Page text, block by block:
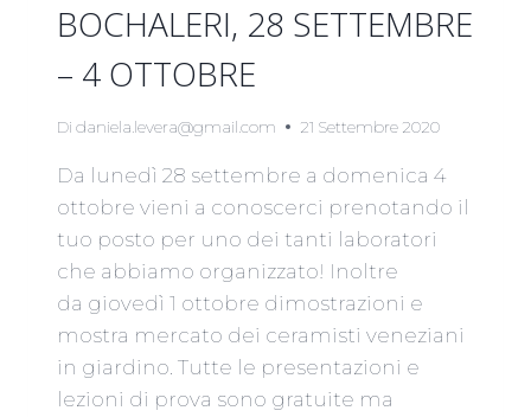
BOCHALERI, 28 SETTEMBRE
– 4 OTTOBRE
Di daniela.levera@gmail.com 21 Settembre 2020
Da lunedì 28 settembre a domenica 4
ottobre vieni a conoscerci prenotando il
tuo posto per uno dei tanti laboratori
che abbiamo organizzato! Inoltre
da giovedì 1 ottobre dimostrazioni e
mostra mercato dei ceramisti veneziani
in giardino. Tutte le presentazioni e
lezioni di prova sono gratuite ma